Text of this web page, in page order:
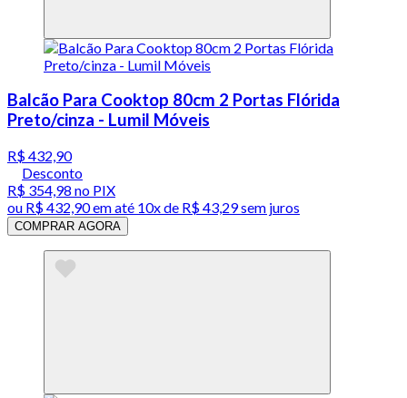
Balcão Para Cooktop 80cm 2 Portas Flórida
Preto/cinza - Lumil Móveis
R$ 432,90
Desconto
R$ 354,98 no PIX
ou R$ 432,90em até 10x de R$ 43,29 sem juros
COMPRAR AGORA